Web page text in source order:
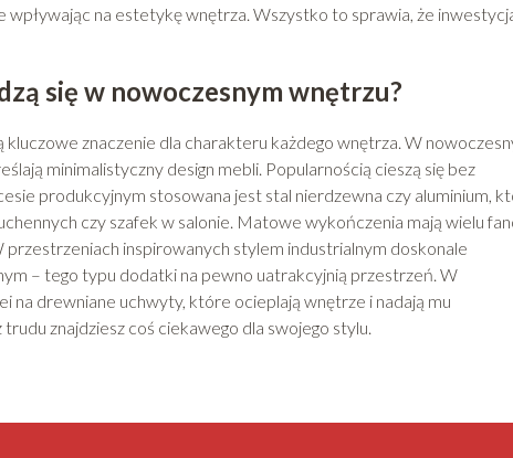
wpływając na estetykę wnętrza. Wszystko to sprawia, że
się w nowoczesnym wnętrzu?
znaczenie dla charakteru każdego wnętrza. W
minimalistyczny design mebli. Popularnością cieszą się bez
produkcyjnym stosowana jest stal nierdzewna czy aluminium,
czy szafek w salonie. Matowe wykończenia mają wielu
przestrzeniach inspirowanych stylem industrialnym doskonale
– tego typu dodatki na pewno uatrakcyjnią przestrzeń. W
na drewniane uchwyty, które ocieplają wnętrze i nadają mu
znajdziesz coś ciekawego dla swojego stylu.